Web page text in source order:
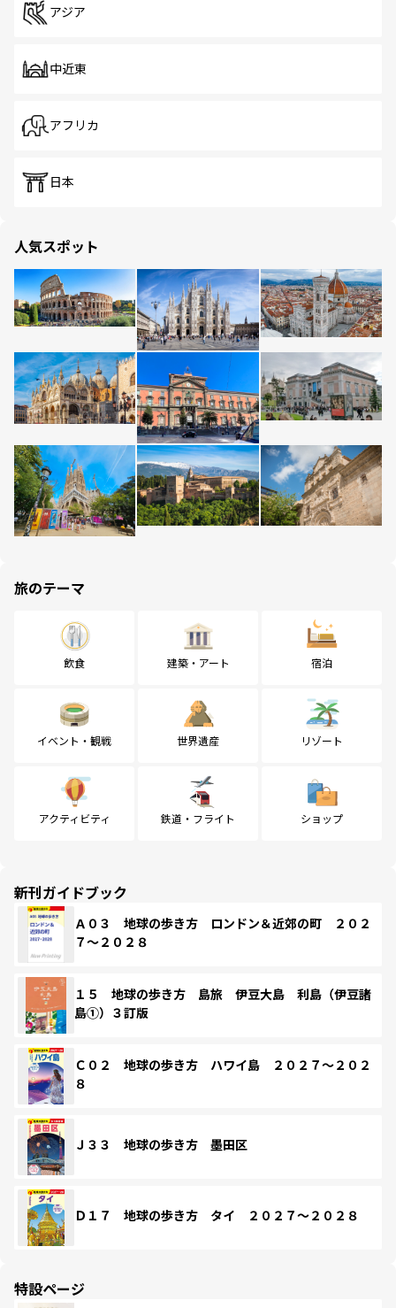
アジア
中近東
アフリカ
日本
人気スポット
旅のテーマ
飲食 建築・アート 宿泊
イベント・観戦 世界遺産 リゾート
アクティビティ 鉄道・フライト ショップ
新刊ガイドブック
Ａ０３ 地球の歩き方 ロンドン＆近郊の町 ２０２
７～２０２８
１５ 地球の歩き方 島旅 伊豆大島 利島（伊豆諸
島①）３訂版
Ｃ０２ 地球の歩き方 ハワイ島 ２０２７～２０２
８
Ｊ３３ 地球の歩き方 墨田区
Ｄ１７ 地球の歩き方 タイ ２０２７～２０２８
特設ページ